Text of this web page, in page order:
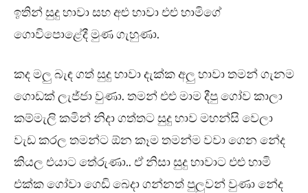
ඉතින් සුදු හාවා සහ අළු හාවා එළු හාමිගේ
ගොවිපොළේදී මුණ ගැහුණා.
කද මලු බැඳ ගත් සුදු හාවා දැක්ක අලු හාවා තමන් ගැනම
ගොඩක් ලැජ්ජා වුණා. තමන් එළු මාම දීපු ගෝව කාලා
කම්මැලි කමින් නිදා ගත්තට සුදු හාව මහන්සි වෙලා
වැඩ කරල තමන්ට ඕන කෑම තමන්ම වවා ගෙන නේද
කියල එයාට තේරුණා.. ඒ නිසා සුදු හාවාට එළු හාමි
එක්ක ගෝවා ගෙඩි බෙදා ගන්නත් පුලුවන් වුණා නේද